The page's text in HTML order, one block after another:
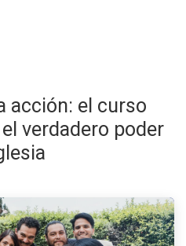
acción: el curso
verdadero poder